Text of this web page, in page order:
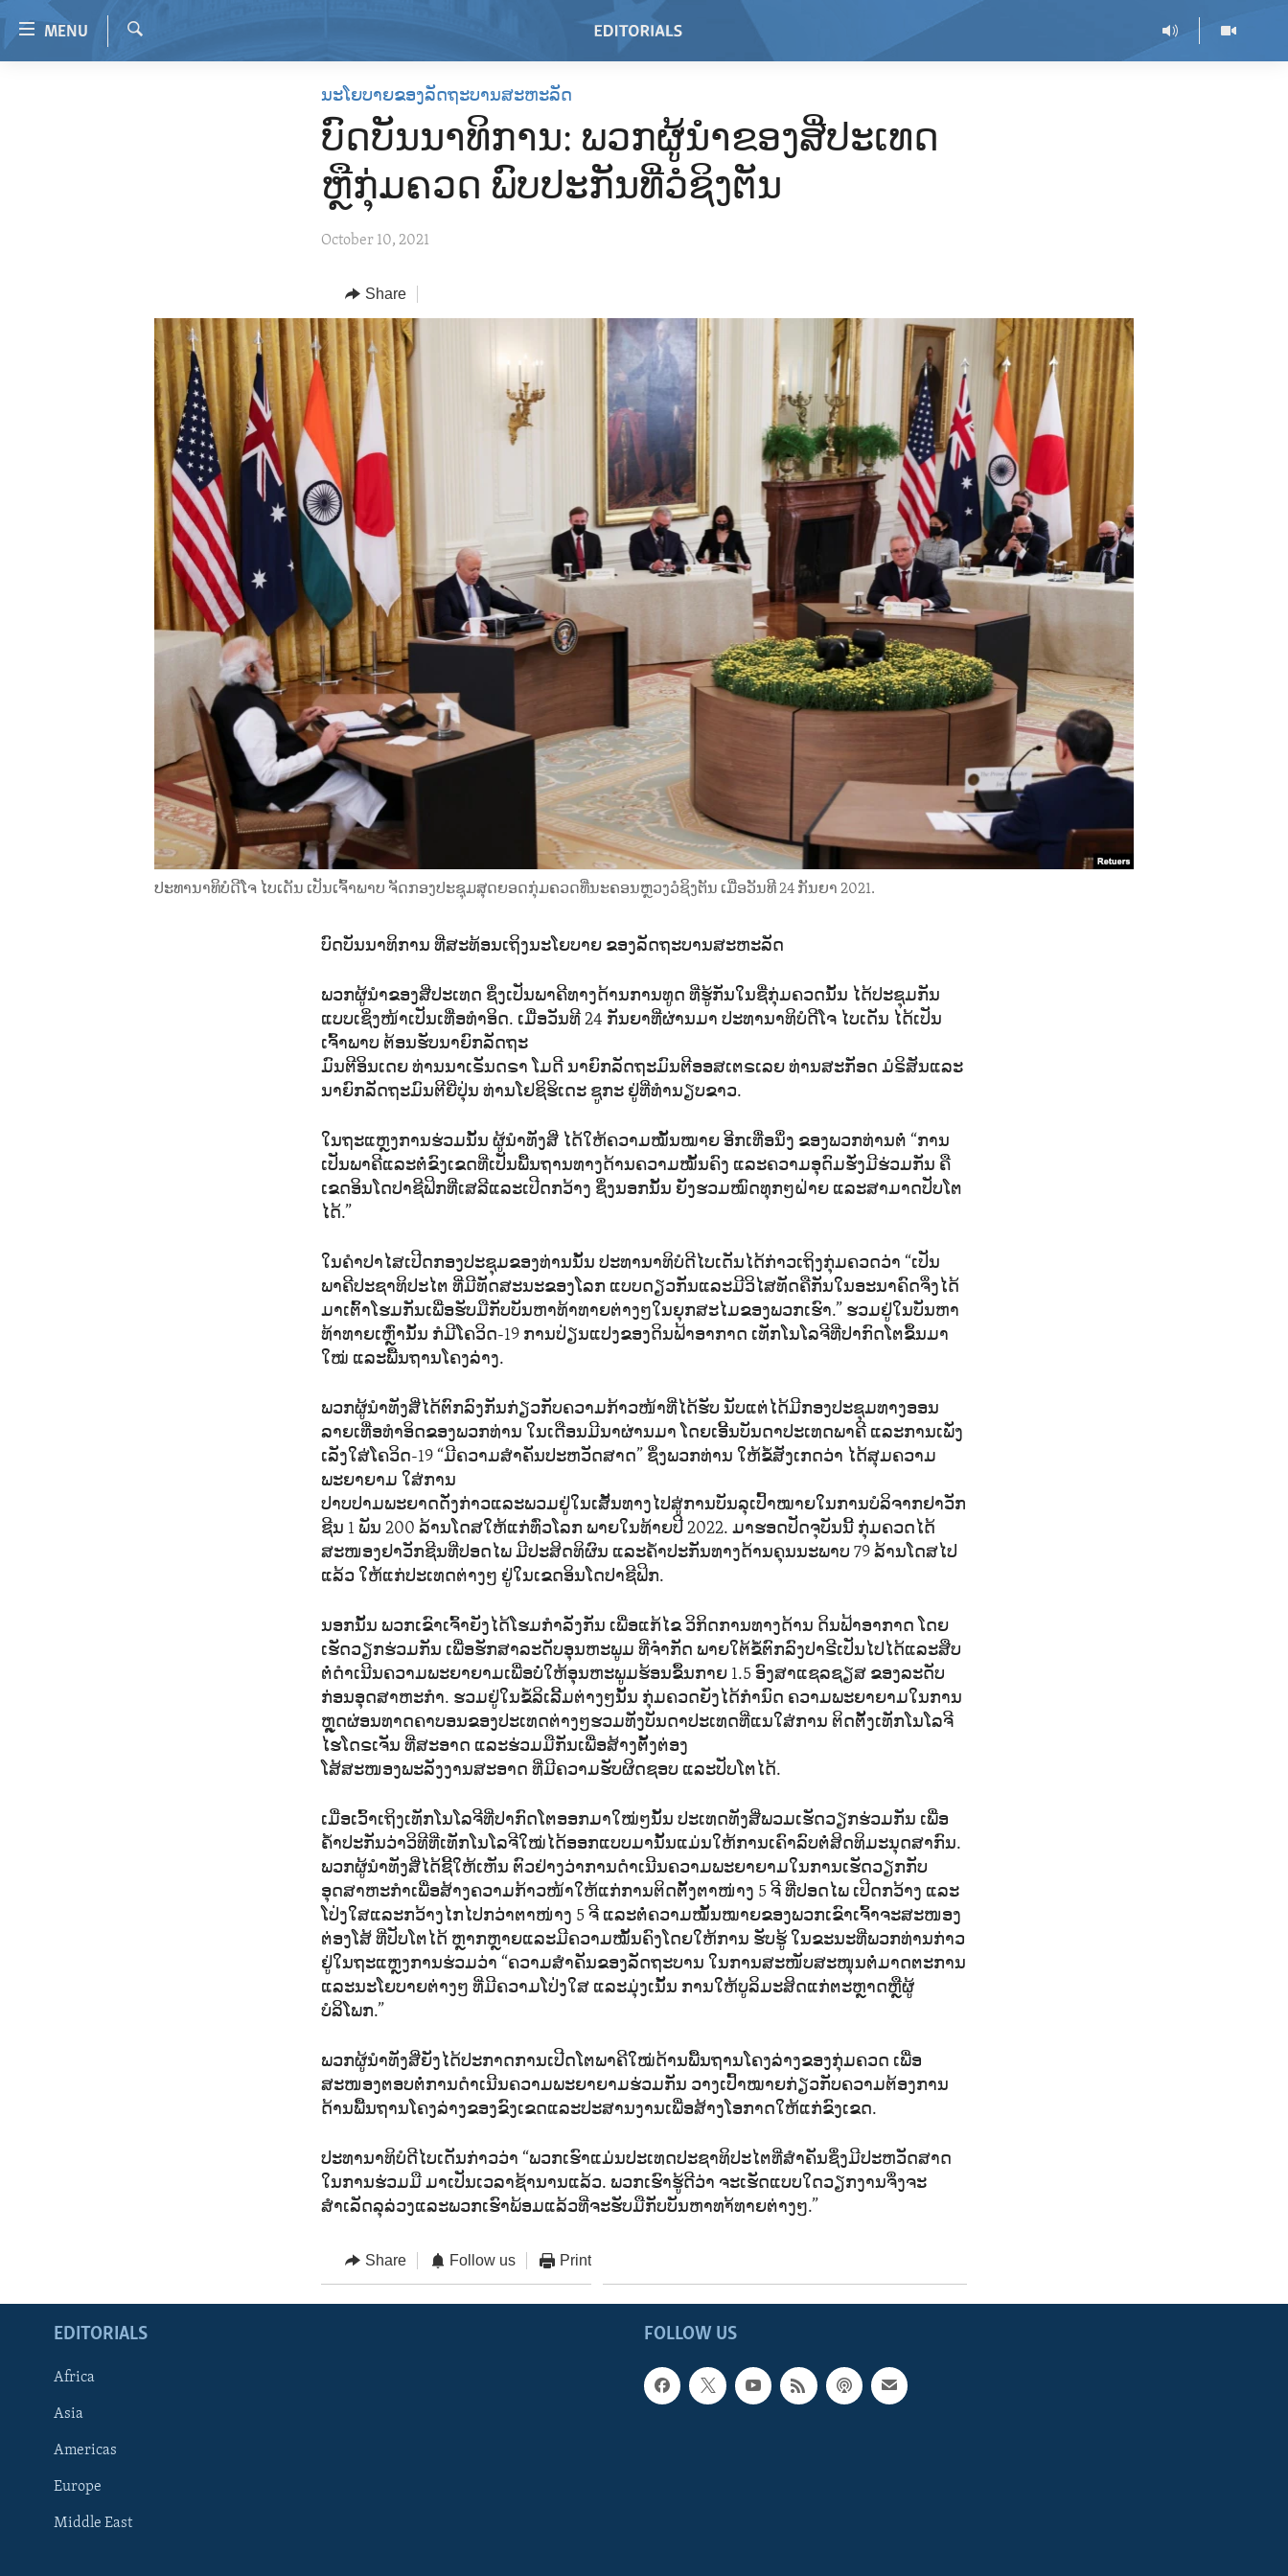
Accessibility
links
MENU
AID AND DEVELOPMENT
DEMOCRACY AND GOVERNANCE
ECONOMY AND TRADE
ENVIRONMENT AND HEALTH
IDEALS AND INSTITUTIONS
ນະໂຍບາຍຂອງລັດຖະບານສະຫະລັດ
ບົດບັນນາທິການ: ພວກຜູ້ນຳຂອງສີ່ປະເທດ
ຫຼືກຸ່ມຄວດ ພົບປະກັນທີ່ວໍຊິງຕັນ
October 10, 2021
Share
ປະທານາທິບໍດີໂຈ ໄບເດັນ ເປັນເຈົ້າພາບ ຈັດກອງປະຊຸມສຸດຍອດກຸ່ມຄວດທີ່ນະຄອນຫຼວງວໍຊິງຕັນ ເມື່ອວັນທີ 24 ກັນຍາ 2021.
ບົດບັນນາທິການ ທີ່ສະທ້ອນເຖິງນະໂຍບາຍ ຂອງລັດຖະບານສະຫະລັດ
ພວກຜູ້ນຳຂອງສີ່ປະເທດ ຊຶ່ງເປັນພາຄີທາງດ້ານການທູດ ທີ່ຮູ້ກັນໃນຊື່ກຸ່ມຄວດນັ້ນ ໄດ້ປະຊຸມກັນ
ແບບເຊິ່ງໜ້າເປັນເທື່ອທຳອິດ. ເມື່ອວັນທີ 24 ກັນຍາທີ່ຜ່ານມາ ປະທານາທິບໍດີໂຈ ໄບເດັນ ໄດ້ເປັນ
ເຈົ້າພາບ ຕ້ອນຮັບນາຍົກລັດຖະ
ມົນຕີອິນເດຍ ທ່ານນາເຣັນດຣາ ໂມດີ ນາຍົກລັດຖະມົນຕີອອສເຕຣເລຍ ທ່ານສະກັອດ ມໍຣິສັນແລະ
ນາຍົກລັດຖະມົນຕີຍີ່ປຸ່ນ ທ່ານໂຢຊິຮິເດະ ຊູກະ ຢູ່ທີ່ທຳນຽບຂາວ.
ໃນຖະແຫຼງການຮ່ວມນັ້ນ ຜູ້ນຳທັງສີ່ ໄດ້ໃຫ້ຄວາມໝັ້ນໝາຍ ອີກເທື່ອນຶ່ງ ຂອງພວກທ່ານຕໍ່ “ການ
ເປັນພາຄີແລະຕໍ່ຂົງເຂດທີ່ເປັນພື້ນຖານທາງດ້ານຄວາມໝັ້ນຄົງ ແລະຄວາມອຸດົມຮັ່ງມີຮ່ວມກັນ ຄື
ເຂດອິນໂດປາຊີຟິກທີ່ເສລີແລະເປີດກວ້າງ ຊຶ່ງນອກນັ້ນ ຍັງຮວມໝົດທຸກໆຝ່າຍ ແລະສາມາດປັບໂຕ
ໄດ້.”
ໃນຄຳປາໄສເປີດກອງປະຊຸມຂອງທ່ານນັ້ນ ປະທານາທິບໍດີໄບເດັນໄດ້ກ່າວເຖິງກຸ່ມຄວດວ່າ “ເປັນ
ພາຄີປະຊາທິປະໄຕ ທີ່ມີທັດສະນະຂອງໂລກ ແບບດຽວກັນແລະມີວິໄສທັດຄືກັນໃນອະນາຄົດຈຶ່ງໄດ້
ມາເຕົ້າໂຮມກັນເພື່ອຮັບມືກັບບັນຫາທ້າທາຍຕ່າງໆໃນຍຸກສະໄມຂອງພວກເຮົາ.” ຮວມຢູ່ໃນບັນຫາ
ທ້າທາຍເຫຼົ່ານັ້ນ ກໍມີໂຄວິດ-19 ການປ່ຽນແປງຂອງດິນຟ້າອາກາດ ເທັກໂນໂລຈີທີ່ປາກົດໂຕຂຶ້ນມາ
ໃໝ່ ແລະພື້ນຖານໂຄງລ່າງ.
ພວກຜູ້ນຳທັງສີ່ໄດ້ຕົກລົງກັນກ່ຽວກັບຄວາມກ້າວໜ້າທີ່ໄດ້ຮັບ ນັບແຕ່ໄດ້ມີກອງປະຊຸມທາງອອນ
ລາຍເທື່ອທຳອິດຂອງພວກທ່ານ ໃນເດືອນມີນາຜ່ານມາ ໂດຍເອີ້ນບັນດາປະເທດພາຄີ ແລະການເພັ່ງ
ເລັງໃສ່ໂຄວິດ-19 “ມີຄວາມສຳຄັນປະຫວັດສາດ” ຊຶ່ງພວກທ່ານ ໃຫ້ຂໍ້ສັງເກດວ່າ ໄດ້ສຸມຄວາມ
ພະຍາຍາມ ໃສ່ການ
ປາບປາມພະຍາດດັ່ງກ່າວແລະພວມຢູ່ໃນເສັ້ນທາງໄປສູ່ການບັນລຸເປົ້າໝາຍໃນການບໍລິຈາກຢາວັກ
ຊີນ 1 ພັນ 200 ລ້ານໂດສໃຫ້ແກ່ທົ່ວໂລກ ພາຍໃນທ້າຍປີ 2022. ມາຮອດປັດຈຸບັນນີ້ ກຸ່ມຄວດໄດ້
ສະໜອງຢາວັກຊີນທີ່ປອດໄພ ມີປະສິດທິຜົນ ແລະຄ້ຳປະກັນທາງດ້ານຄຸນນະພາບ 79 ລ້ານໂດສໄປ
ແລ້ວ ໃຫ້ແກ່ປະເທດຕ່າງໆ ຢູ່ໃນເຂດອິນໂດປາຊີຟິກ.
ນອກນັ້ນ ພວກເຂົາເຈົ້າຍັງໄດ້ໂຮມກຳລັງກັນ ເພື່ອແກ້ໄຂ ວິກິດການທາງດ້ານ ດິນຟ້າອາກາດ ໂດຍ
ເຮັດວຽກຮ່ວມກັນ ເພື່ອຮັກສາລະດັບອຸນຫະພູມ ທີ່ຈຳກັດ ພາຍໃຕ້ຂໍ້ຕົກລົງປາຣີເປັນໄປໄດ້ແລະສືບ
ຕໍ່ດຳເນີນຄວາມພະຍາຍາມເພື່ອບໍ່ໃຫ້ອຸນຫະພູມຮ້ອນຂຶ້ນກາຍ 1.5 ອົງສາແຊລຊຽສ ຂອງລະດັບ
ກ່ອນອຸດສາຫະກຳ. ຮວມຢູ່ໃນຂໍ້ລິເລີ້ມຕ່າງໆນັ້ນ ກຸ່ມຄວດຍັງໄດ້ກຳນົດ ຄວາມພະຍາຍາມໃນການ
ຫຼຸດຜ່ອນທາດຄາບອນຂອງປະເທດຕ່າງໆຮວມທັງບັນດາປະເທດທີ່ແນໃສ່ການ ຕິດຕັ້ງເທັກໂນໂລຈີ
ໄຮໂດຣເຈັນ ທີ່ສະອາດ ແລະຮ່ວມມືກັນເພື່ອສ້າງຕັ້ງຕ່ອງ
ໂສ້ສະໜອງພະລັງງານສະອາດ ທີ່ມີຄວາມຮັບຜິດຊອບ ແລະປັບໂຕໄດ້.
ເມື່ອເວົ້າເຖິງເທັກໂນໂລຈີທີ່ປາກົດໂຕອອກມາໃໝ່ໆນັ້ນ ປະເທດທັງສີ່ພວມເຮັດວຽກຮ່ວມກັນ ເພື່ອ
ຄ້ຳປະກັນວ່າວິທີທີ່ເທັກໂນໂລຈີໃໝ່ໄດ້ອອກແບບມານັ້ນແມ່ນໃຫ້ການເຄົາລົບຕໍ່ສິດທິມະນຸດສາກົນ.
ພວກຜູ້ນຳທັງສີ່ໄດ້ຊີ້ໃຫ້ເຫັນ ຕົວຢ່າງວ່າການດຳເນີນຄວາມພະຍາຍາມໃນການເຮັດວຽກກັບ
ອຸດສາຫະກຳເພື່ອສ້າງຄວາມກ້າວໜ້າໃຫ້ແກ່ການຕິດຕັ້ງຕາໜ່າງ 5 ຈີ ທີ່ປອດໄພ ເປີດກວ້າງ ແລະ
ໂປ່ງໃສແລະກວ້າງໄກໄປກວ່າຕາໜ່າງ 5 ຈີ ແລະຕໍ່ຄວາມໝັ້ນໝາຍຂອງພວກເຂົາເຈົ້າຈະສະໜອງ
ຕ່ອງໂສ້ ທີ່ປັບໂຕໄດ້ ຫຼາກຫຼາຍແລະມີຄວາມໝັ້ນຄົງໂດຍໃຫ້ການ ຮັບຮູ້ ໃນຂະນະທີ່ພວກທ່ານກ່າວ
ຢູ່ໃນຖະແຫຼງການຮ່ວມວ່າ “ຄວາມສຳຄັນຂອງລັດຖະບານ ໃນການສະໜັບສະໜຸນຕໍ່ມາດຕະການ
ແລະນະໂຍບາຍຕ່າງໆ ທີ່ມີຄວາມໂປ່ງໃສ ແລະມຸ່ງເນັ້ນ ການໃຫ້ບູລິມະສິດແກ່ຕະຫຼາດຫຼືຜູ້
ບໍລິໂພກ.”
ພວກຜູ້ນຳທັງສີ່ຍັງໄດ້ປະກາດການເປີດໂຕພາຄີໃໝ່ດ້ານພື້ນຖານໂຄງລ່າງຂອງກຸ່ມຄວດ ເພື່ອ
ສະໜອງຕອບຕໍ່ການດຳເນີນຄວາມພະຍາຍາມຮ່ວມກັນ ວາງເປົ້າໝາຍກ່ຽວກັບຄວາມຕ້ອງການ
ດ້ານພື້ນຖານໂຄງລ່າງຂອງຂົງເຂດແລະປະສານງານເພື່ອສ້າງໂອກາດໃຫ້ແກ່ຂົງເຂດ.
ປະທານາທິບໍດີໄບເດັນກ່າວວ່າ “ພວກເຮົາແມ່ນປະເທດປະຊາທິປະໄຕທີ່ສຳຄັນຊຶ່ງມີປະຫວັດສາດ
ໃນການຮ່ວມມື ມາເປັນເວລາຊ້ານານແລ້ວ. ພວກເຮົາຮູ້ດີວ່າ ຈະເຮັດແບບໃດວຽກງານຈຶ່ງຈະ
ສຳເລັດລຸລ່ວງແລະພວກເຮົາພ້ອມແລ້ວທີ່ຈະຮັບມືກັບບັນຫາທາ້ທາຍຕ່າງໆ.”
Share Follow us Print
FOLLOW US
EDITORIALS
Africa
Asia
Americas
Europe
Middle East